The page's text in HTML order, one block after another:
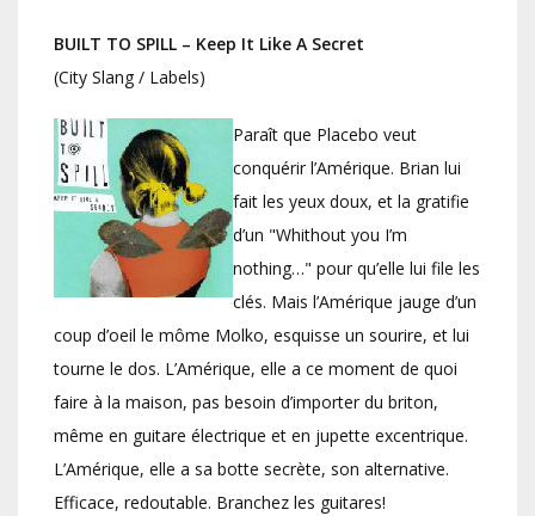
BUILT TO SPILL – Keep It Like A Secret
(City Slang / Labels)
Paraît que Placebo veut
conquérir l’Amérique. Brian lui
fait les yeux doux, et la gratifie
d’un "Whithout you I’m
nothing…" pour qu’elle lui file les
clés. Mais l’Amérique jauge d’un
coup d’oeil le môme Molko, esquisse un sourire, et lui
tourne le dos. L’Amérique, elle a ce moment de quoi
faire à la maison, pas besoin d’importer du briton,
même en guitare électrique et en jupette excentrique.
L’Amérique, elle a sa botte secrète, son alternative.
Efficace, redoutable. Branchez les guitares!